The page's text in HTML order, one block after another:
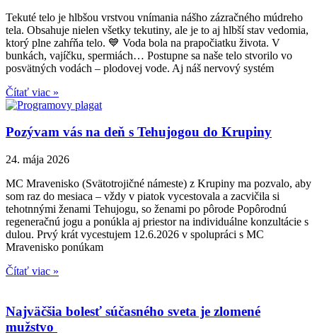
Tekuté telo je hlbšou vrstvou vnímania nášho zázračného múdreho
tela. Obsahuje nielen všetky tekutiny, ale je to aj hlbší stav vedomia,
ktorý plne zahŕňa telo. 💙 Voda bola na prapočiatku života. V
bunkách, vajíčku, spermiách… Postupne sa naše telo stvorilo vo
posvätných vodách – plodovej vode. Aj náš nervový systém
Čítať viac »
Pozývam vás na deň s Tehujogou do Krupiny
24. mája 2026
MC Mravenisko (Svätotrojičné námeste) z Krupiny ma pozvalo, aby
som raz do mesiaca – vždy v piatok vycestovala a zacvičila si
tehotnnými ženami Tehujogu, so ženami po pôrode Popôrodnú
regeneračnú jogu a ponúkla aj priestor na individuálne konzultácie s
dulou. Prvý krát vycestujem 12.6.2026 v spolupráci s MC
Mravenisko ponúkam
Čítať viac »
Najväčšia bolesť súčasného sveta je zlomené
mužstvo